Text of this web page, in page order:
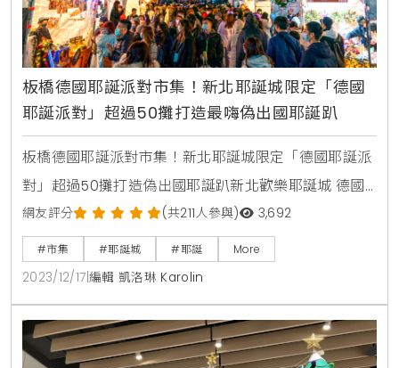
板橋德國耶誕派對市集！新北耶誕城限定「德國
耶誕派對」超過50攤打造最嗨偽出國耶誕趴
板橋德國耶誕派對市集！新北耶誕城限定「德國耶誕派
對」超過50攤打造偽出國耶誕趴新北歡樂耶誕城 德國
耶誕派對市集 活動資訊活動時間：12/15(五)至12/17(日)
11點至22點活動地點：新北市市民廣場
網友評分 (共211人參與) 3,692
#市集 #耶誕城 #耶誕 More
2023/12/17 編輯 凱洛琳 Karolin